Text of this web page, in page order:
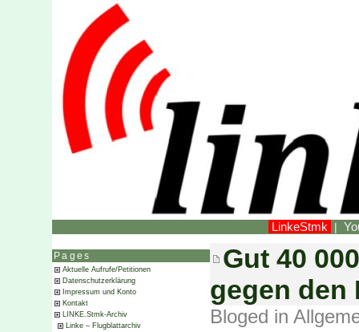
LinkeStmk |
Pages
Aktuelle Aufrufe/Petitionen
Datenschutzerklärung
Impressum und Konto
Kontakt
LINKE.Stmk-Archiv
Linke – Flugblattarchiv
Gut 40
gegen den
Bloged in